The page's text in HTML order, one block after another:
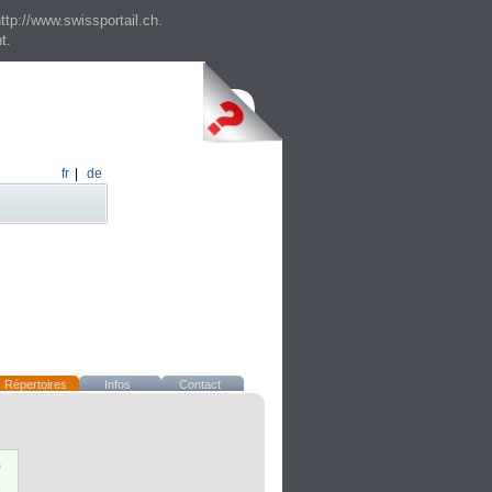
www.swissportail.ch.
fr de
Répertoires Infos Contact